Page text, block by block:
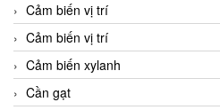
Cảm biến vị trí
Cảm biến vị trí
Cảm biến xylanh
Cần gạt